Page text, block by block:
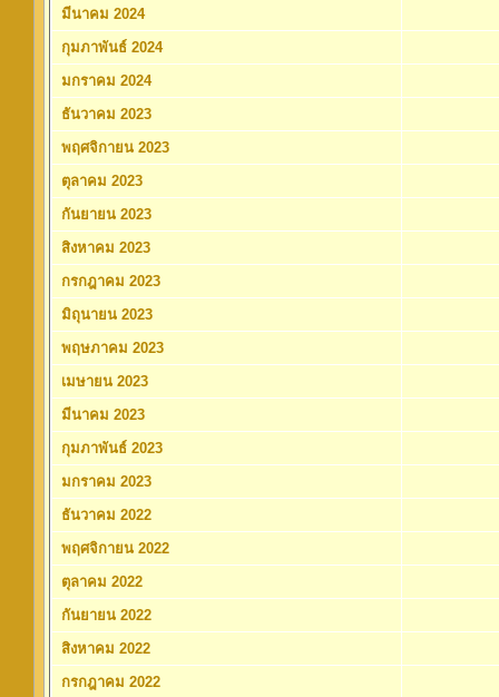
มีนาคม 2024
กุมภาพันธ์ 2024
มกราคม 2024
ธันวาคม 2023
พฤศจิกายน 2023
ตุลาคม 2023
กันยายน 2023
สิงหาคม 2023
กรกฎาคม 2023
มิถุนายน 2023
พฤษภาคม 2023
เมษายน 2023
มีนาคม 2023
กุมภาพันธ์ 2023
มกราคม 2023
ธันวาคม 2022
พฤศจิกายน 2022
ตุลาคม 2022
กันยายน 2022
สิงหาคม 2022
กรกฎาคม 2022